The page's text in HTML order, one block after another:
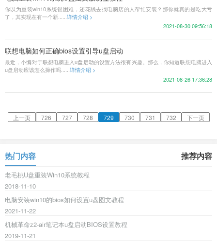
你以为重装win10系统很困难，还花钱去找电脑店的人帮忙安装？那你就真的是吃大亏
了，其实现在有一个新...... 详情介绍 >
2021-08-30 09:56:18
联想电脑如何正确bios设置引导u盘启动
最近，小编对于联想电脑进入u盘启动的设置方法很有兴趣。那么，你知道联想电脑进入
u盘启动应该怎么操作吗......详情介绍 >
2021-08-26 17:36:28
上一页 726 727 728 729 730 731 732 下一页
热门内容 推荐内容
老毛桃U盘重装Win10系统教程
2018-11-10
电脑安装win10的bios如何设置u盘图文教程
2021-11-22
机械革命z2-air笔记本u盘启动BIOS设置教程
2019-11-21